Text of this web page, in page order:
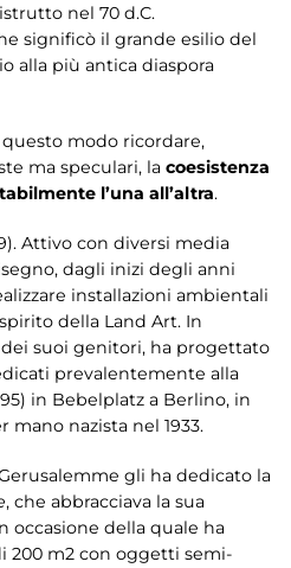
nel 70 d.C.
significò il grande esilio del
alla più antica diaspora
modo ricordare,
ma speculari, la coesistenza
l’una all’altra.
Attivo con diversi media
dagli inizi degli anni
installazioni ambientali
della Land Art. In
suoi genitori, ha progettato
prevalentemente alla
in Bebelplatz a Berlino, in
nazista nel 1933.
Gerusalemme gli ha dedicato la
, che abbracciava la sua
occasione della quale ha
200 m2 con oggetti semi-